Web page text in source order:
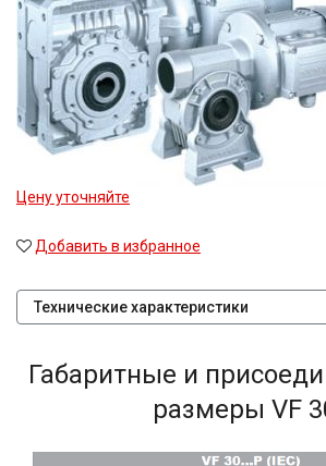
Цену уточняйте
Добавить в избранное
Технические характеристики
Габаритные и
размеры VF